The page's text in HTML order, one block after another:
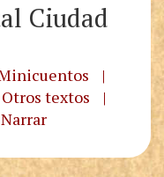
Ciudad
|
Otros textos
|